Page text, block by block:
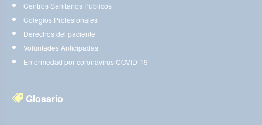
Centros Sanitarios Públicos
Colegios Profesionales
Derechos del paciente
Voluntades Anticipadas
Enfermedad por coronavirus COVID-19
Glosario